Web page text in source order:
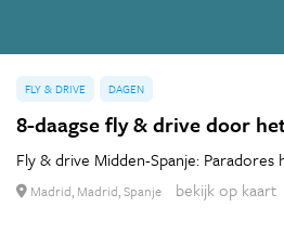
FLY & DRIVE DAGEN
8-daagse fly & drive door
Fly & drive Midden-Spanje: Paradores
Madrid, Madrid, Spanje bekijk op kaart